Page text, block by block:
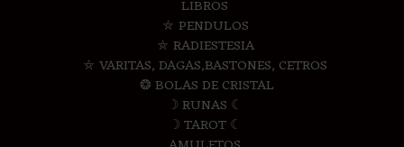
LIBROS
⛤ PENDULOS
⛤ RADIESTESIA
⛤ VARITAS, DAGAS,BASTONES, CETROS
❂ BOLAS DE CRISTAL
☽ RUNAS ☾
☽ TAROT ☾